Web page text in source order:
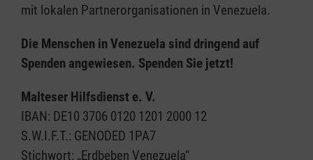
mit lokalen Partnerorganisationen in Venezuela.
Die Menschen in Venezuela sind dringend auf
Spenden angewiesen. Spenden Sie jetzt!
Malteser Hilfsdienst e. V.
IBAN: DE10 3706 0120 1201 2000 12
S.W.I.F.T.: GENODED 1PA7
Stichwort: „Erdbeben Venezuela“